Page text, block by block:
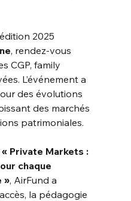
2025
, rendez-vous
CGP, family
L’événement a
des évolutions
des marchés
patrimoniales.
« Private Markets :
chaque
», AirFund a
la pédagogie